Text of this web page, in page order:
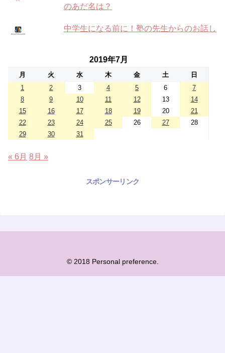
のあだ名は？
中学生になる前に！塾の先生からのお話し
2019年7月
月 火 水 木 金 土
日
1
2 3 4 5 6
7
8
9 10 11 12 13
14
15
16 17 18 19 20
21
22
23 24 25 26 27
28
29
30 31
« 6月 8月 »
スポンサーリンク
© 2018 Personal preference.